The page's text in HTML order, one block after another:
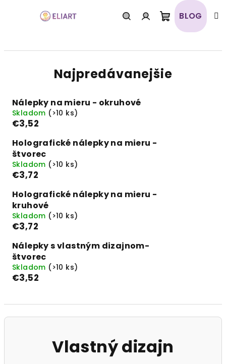
PrihlásenieNákupný
BLOG
Najpredávanejšie
Nálepky na mieru - okruhové
Skladom (>10 ks)
€3,52
Holografické nálepky na mieru -
štvorec
Skladom (>10 ks)
€3,72
Holografické nálepky na mieru -
kruhové
Skladom (>10 ks)
€3,72
Nálepky s vlastným dizajnom-
štvorec
Skladom (>10 ks)
€3,52
Vlastný dizajn